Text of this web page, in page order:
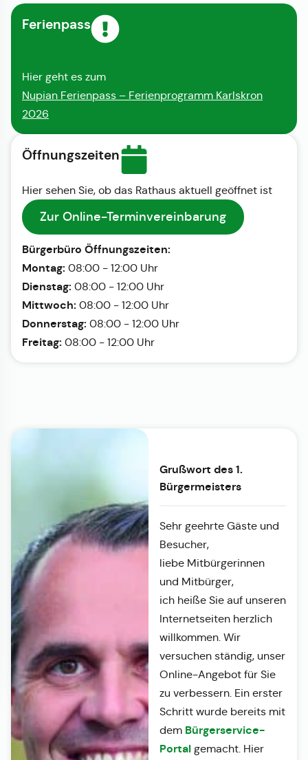
Ferienpass
Hier geht es zum
Nupian Ferienpass – Ferienprogramm Karlskron
2026
Öffnungszeiten
Hier sehen Sie, ob das Rathaus aktuell geöffnet ist
Zur Online-Terminvereinbarung
Bürgerbüro Öffnungszeiten:
Montag: 08:00 - 12:00 Uhr
Dienstag: 08:00 - 12:00 Uhr
Mittwoch: 08:00 - 12:00 Uhr
Donnerstag: 08:00 - 12:00 Uhr
Freitag: 08:00 - 12:00 Uhr
Grußwort des 1.
Bürgermeisters
Sehr geehrte Gäste und
Besucher,
liebe Mitbürgerinnen
und Mitbürger,
ich heiße Sie auf unseren
Internetseiten herzlich
willkommen. Wir
versuchen ständig, unser
Online-Angebot für Sie
zu verbessern. Ein erster
Schritt wurde bereits mit
dem Bürgerservice-
Portalgemacht. Hier